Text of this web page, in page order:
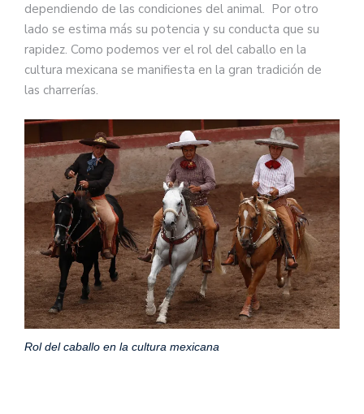
dependiendo de las condiciones del animal. Por otro
lado se estima más su potencia y su conducta que su
rapidez. Como podemos ver el rol del caballo en la
cultura mexicana se manifiesta en la gran tradición de
las charrerías.
Rol del caballo en la cultura mexicana